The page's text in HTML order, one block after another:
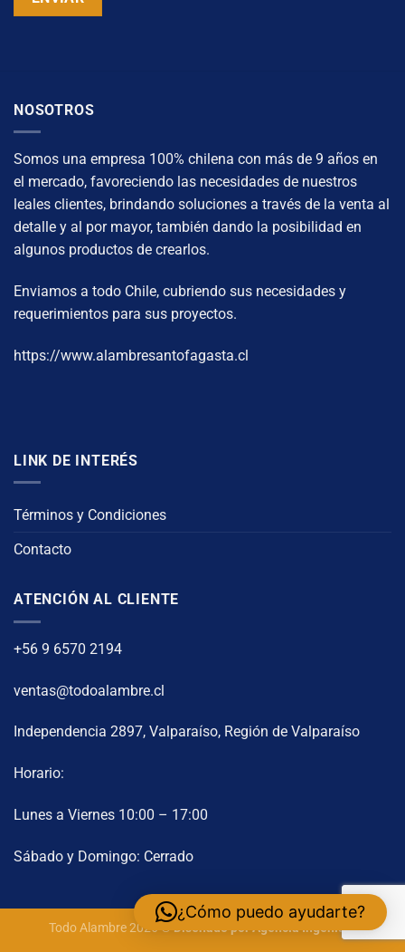
NOSOTROS
Somos una empresa 100% chilena con más de 9 años en
el mercado, favoreciendo las necesidades de nuestros
leales clientes, brindando soluciones a través de la venta al
detalle y al por mayor, también dando la posibilidad en
algunos productos de crearlos.
Enviamos a todo Chile, cubriendo sus necesidades y
requerimientos para sus proyectos.
https://www.alambresantofagasta.cl
LINK DE INTERÉS
Términos y Condiciones
Contacto
ATENCIÓN AL CLIENTE
+56 9 6570 2194
ventas@todoalambre.cl
Independencia 2897, Valparaíso, Región de Valparaíso
Horario:
Lunes a Viernes 10:00 – 17:00
Sábado y Domingo: Cerrado
Todo Alambre 2026 ©Diseñado porAgencia Ingenium
¿Cómo puedo ayudarte?